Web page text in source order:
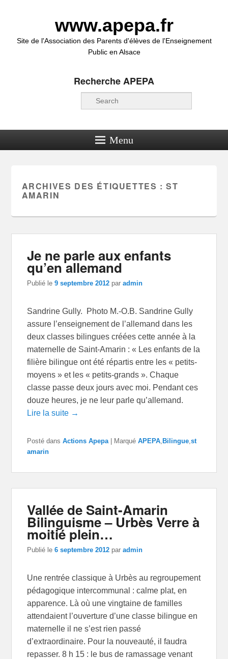
www.apepa.fr
Site de l'Association des Parents d'élèves de l'Enseignement
Public en Alsace
Recherche APEPA
Recherche
Menu
ARCHIVES DES ÉTIQUETTES :ST
AMARIN
Je ne parle aux enfants
qu’en allemand
Publié le9 septembre 2012 paradmin
Sandrine Gully. Photo M.-O.B. Sandrine Gully
assure l’enseignement de l’allemand dans les
deux classes bilingues créées cette année à la
maternelle de Saint-Amarin : « Les enfants de la
filière bilingue ont été répartis entre les « petits-
moyens » et les « petits-grands ». Chaque
classe passe deux jours avec moi. Pendant ces
douze heures, je ne leur parle qu’allemand.
Lire la suite →
Posté dans Actions Apepa Marqué APEPA Bilingue ,st
amarin
Vallée de Saint-Amarin
Bilinguisme – Urbès Verre à
moitié plein…
Publié le6 septembre 2012 paradmin
Une rentrée classique à Urbès au regroupement
pédagogique intercommunal : calme plat, en
apparence. Là où une vingtaine de familles
attendaient l’ouverture d’une classe bilingue en
maternelle il ne s’est rien passé
d’extraordinaire. Pour la nouveauté, il faudra
repasser. 8 h 15 : le bus de ramassage venant